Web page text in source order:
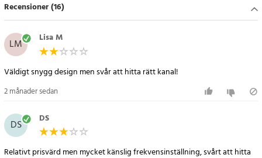
- Anslutning: AUX-ingång för MP3-spelare eller andra ljudkällor
- Högtalareffekt: 50W max / 5W RMS
- Reglage: Vridknappar för volym och stationstuning
- Strömförsörjning: Inbyggd nätadapter
Artikelnummer:119059
Recensioner (16)
LM Lisa M
Väldigt snygg design men svår att hitta rätt kanal!
2 månader sedan
DS DS
Relativt prisvärd men mycket känslig frekvensinställning, svårt att hitta